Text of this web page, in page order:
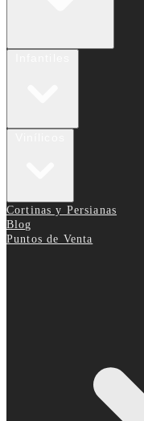
Cortinas y Persianas
Blog
Puntos de Venta